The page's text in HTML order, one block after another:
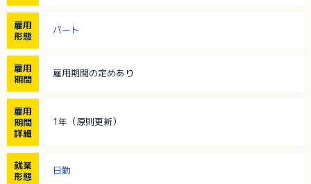
雇用
形態
パート
雇用
期間
雇用期間の定めあり
雇用
期間
詳細
1年（原則更新）
就業
形態
日勤